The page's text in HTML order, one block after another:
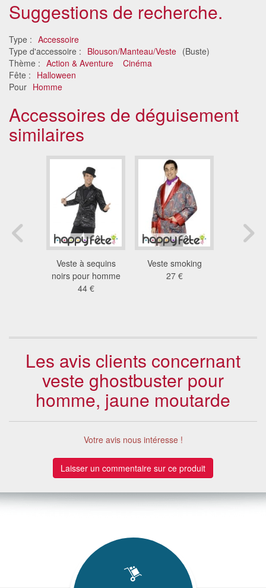
Suggestions de recherche.
Type : Accessoire
Type d'accessoire : Blouson/Manteau/Veste (Buste)
Thème : Action & Aventure
Cinéma
Fête : Halloween
Pour Homme
Accessoires de déguisement
similaires
Veste à sequins
noirs pour homme
44 €
Veste smoking
27 €
Les avis clients concernant
veste ghostbuster pour
homme, jaune moutarde
Votre avis nous intéresse !
Laisser un commentaire sur ce produit